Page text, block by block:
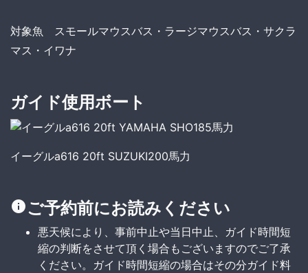
対象魚 スモールマウスバス・ラージマウスバス・サクラ
マス・イワナ
ガイド使用ボート
イーグルa616 20ft SUZUKI200馬力
ご予約前にお読みください
悪天候により、事前中止や当日中止、ガイド時間短
縮の判断をさせて頂く場合もございますのでご了承
ください。ガイド時間短縮の場合はその分ガイド料